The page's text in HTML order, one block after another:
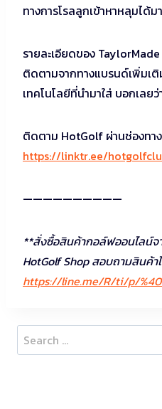
ทางการโรลลูกเข้าหาหลุมได้
รายละเอียดของ
ติดตามจากทางแบรนด์เพิ่มเ
เทคโนโลยีที่นำมาใส่ บอกเลย
ติดตาม HotGolf ผ่านช่องทา
https://linktr.ee/
——————————
**สั่งซื้อสินค้ากอล์ฟออนไลน์
HotGolf Shop สอบถามสินค้
https://line.me/R/ti/p/
Search
for: